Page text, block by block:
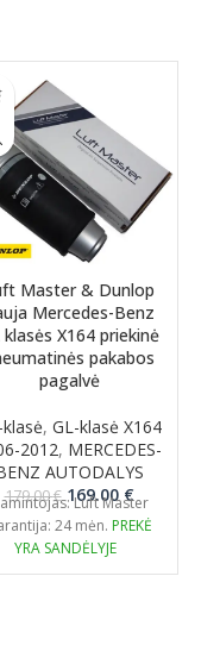
Master & Dunlop
Mercedes-Benz
klasės X164 priekinė
pakabos
pagalvė
, GL-klasė X164
2012, MERCEDES-
AUTODALYS
179.00€ Original
price
was:
179.00 €.
169.00€Current
price
Luft Master
24 mėn. PREKĖ
YRA SANDĖLYJE